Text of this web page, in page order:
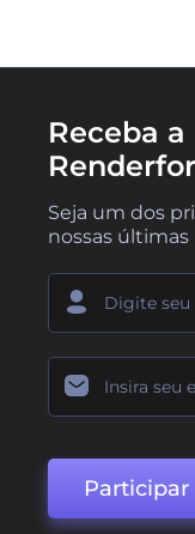
Receba
Seja um dos
nossas
Participar